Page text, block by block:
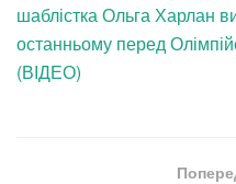
шаблістка Ольга Харлан
останньому перед
(ВІДЕО)